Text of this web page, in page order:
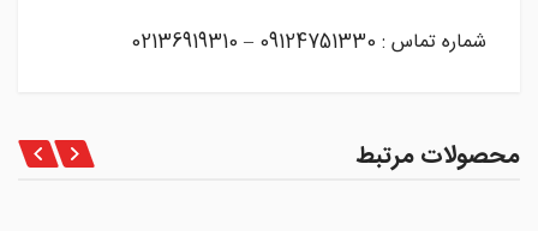
شماره تماس : 09124751330 – 02136919310
محصولات مرتبط